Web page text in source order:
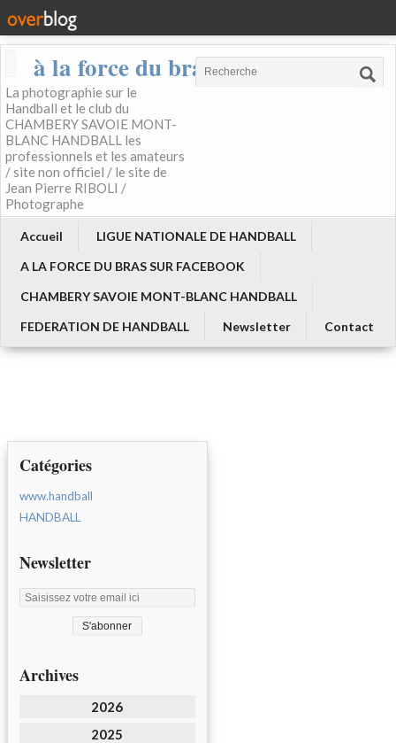
à la force du bras
La photographie sur le
Handball et le club du
CHAMBERY SAVOIE MONT-
BLANC HANDBALL les
professionnels et les amateurs
/ site non officiel / le site de
Jean Pierre RIBOLI /
Photographe
Accueil
LIGUE NATIONALE DE HANDBALL
A LA FORCE DU BRAS SUR FACEBOOK
CHAMBERY SAVOIE MONT-BLANC HANDBALL
FEDERATION DE HANDBALL
Newsletter Contact
Catégories
www.handball
HANDBALL
Newsletter
Archives
2026
2025